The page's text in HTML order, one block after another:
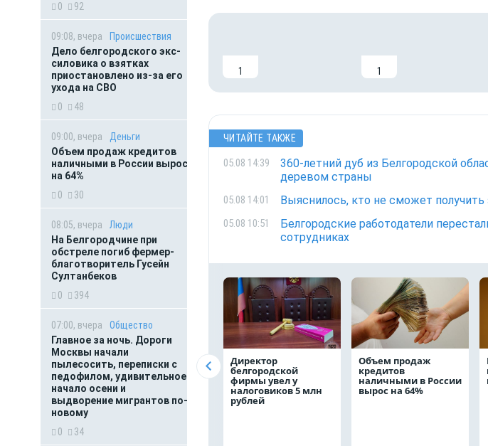
0
92
09:08, вчера
Происшествия
Дело белгородского экс-
силовика о взятках
приостановлено из-за его
ухода на СВО
0
48
09:00, вчера
Деньги
Объем продаж кредитов
наличными в России вырос
на 64%
0
30
08:05, вчера
Люди
На Белгородчине при
обстреле погиб фермер-
благотворитель Гусейн
Султанбеков
0
394
07:00, вчера
Общество
Главное за ночь. Дороги
Москвы начали
пылесосить, переписки с
педофилом, удивительное
начало осени и
выдворение мигрантов по-
новому
0
34
1 1
ЧИТАЙТЕ ТАКЖЕ
05.08 14:39
360-летний дуб из Белгородской
деревом страны
05.08 14:01 Выяснилось, кто не сможет
05.08 10:51
Белгородские работодатели
сотрудниках
Директор
белгородской
фирмы увел у
налоговиков 5 млн
рублей
Объем продаж
кредитов
наличными в России
вырос на 64%